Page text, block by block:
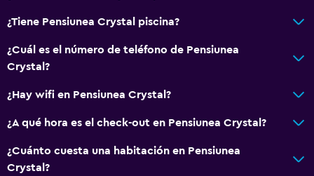
Cocina
Habitación
Enchufe cerca de la cama
Sofá cama
Perchero
Armario o clóset
¿Tiene Pensiunea Crystal piscina?
¿Cuál es el número de teléfono de Pensiunea
Crystal?
¿Hay wifi en Pensiunea Crystal?
¿A qué hora es el check-out en Pensiunea Crystal?
¿Cuánto cuesta una habitación en Pensiunea
Crystal?